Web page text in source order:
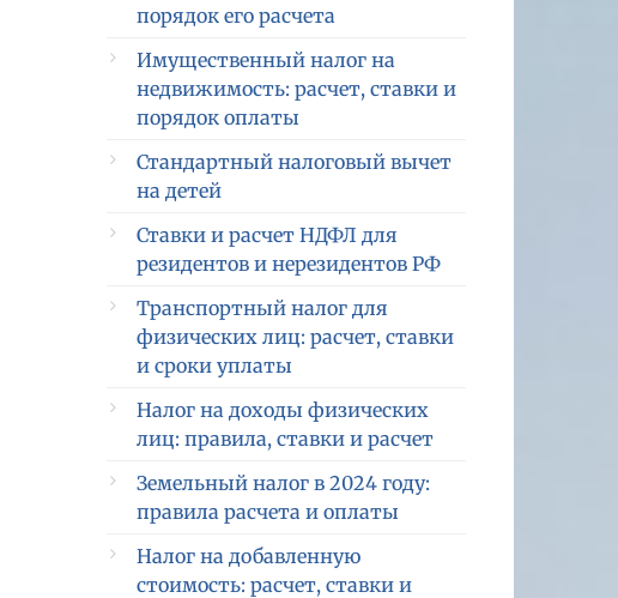
порядок его расчета
Имущественный налог на
недвижимость: расчет, ставки и
порядок оплаты
Стандартный налоговый вычет
на детей
Ставки и расчет НДФЛ для
резидентов и нерезидентов РФ
Транспортный налог для
физических лиц: расчет, ставки
и сроки уплаты
Налог на доходы физических
лиц: правила, ставки и расчет
Земельный налог в 2024 году:
правила расчета и оплаты
Налог на добавленную
стоимость: расчет, ставки и